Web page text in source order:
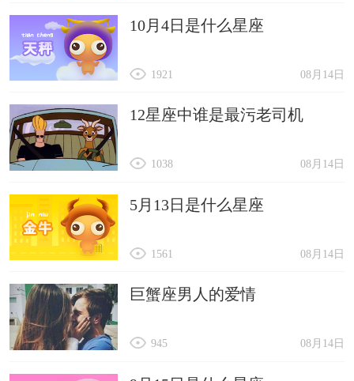
10月4日是什么星座
08月14日
1921
12星座中谁是最污老司机
08月14日
1038
5月13日是什么星座
08月14日
1561
巨蟹座男人的爱情
08月14日
945